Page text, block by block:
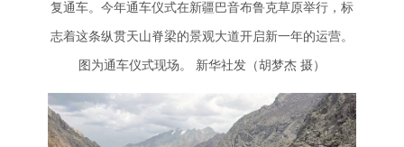
复通车。今年通车仪式在新疆巴音布鲁克草原举行，标
志着这条纵贯天山脊梁的景观大道开启新一年的运营。
图为通车仪式现场。 新华社发（胡梦杰 摄）